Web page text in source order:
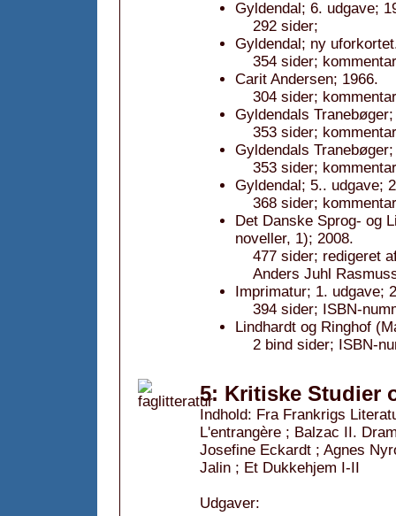
Gyldendal; 6. udgave;
292 sider;
Gyldendal; ny
354 sider;
Carit Andersen; 1966.
304 sider;
Gyldendals
353 sider;
Gyldendals
353 sider;
Gyldendal; 5.. udgave;
368 sider;
Det Danske Sprog- og
noveller, 1); 2008.
477 sider; redigeret
Anders Juhl
Imprimatur; 1. udgave;
394 sider; ISBN-
Lindhardt og Ringhof
2 bind sider; ISBN-
5: Kritiske Studier
Indhold: Fra Frankrigs
L'entrangère ; Balzac II.
Josefine Eckardt ; Agnes
Jalin ; Et Dukkehjem I-II
Udgaver: